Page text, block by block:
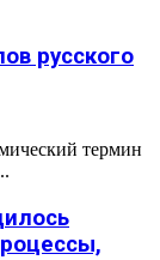
русского
термин